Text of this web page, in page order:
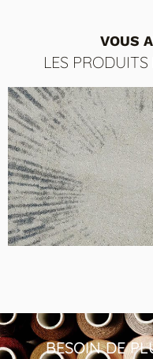
VOUS
LES
Tapis
BESOIN DE